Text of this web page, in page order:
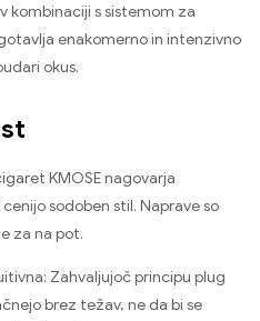
kombinaciji s sistemom za
enakomerno in intenzivno
okus.
KMOSE nagovarja
sodoben stil. Naprave so
za na pot.
Zahvaljujoč principu plug
brez težav, ne da bi se